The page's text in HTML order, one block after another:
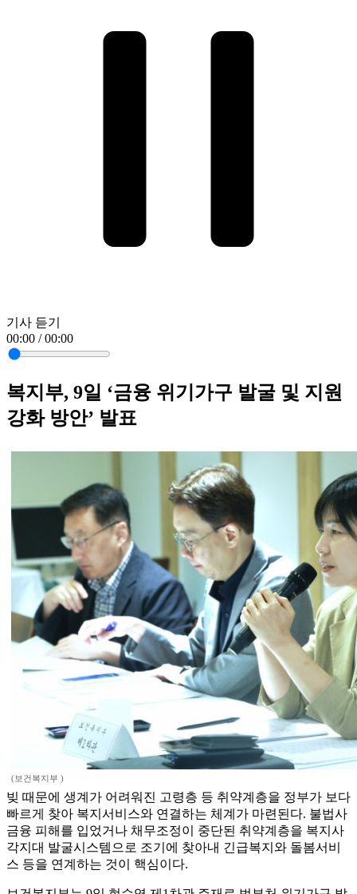
기사 듣기
00:00 / 00:00
복지부, 9일 ‘금융 위기가구 발굴 및 지원
강화 방안’ 발표
(보건복지부 )
빚 때문에 생계가 어려워진 고령층 등 취약계층을 정부가 보다
빠르게 찾아 복지서비스와 연결하는 체계가 마련된다. 불법사
금융 피해를 입었거나 채무조정이 중단된 취약계층을 복지사
각지대 발굴시스템으로 조기에 찾아내 긴급복지와 돌봄서비
스 등을 연계하는 것이 핵심이다.